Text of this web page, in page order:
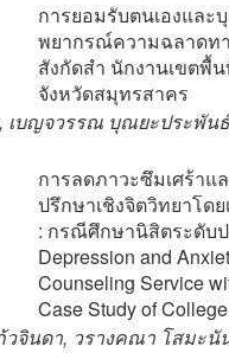
การยอมรับตนเองแล
พยากรณ์ความฉลาดท
สังกัดสำ นักงานเขตพื้
จังหวัดสมุทรสาคร
บญจวรรณ บุณยะประพัน
การลดภาวะซึมเศร้าแ
ปรึกษาเชิงจิตวิทยาโด
: กรณีศึกษานิสิตระดับ
Depression and
Counseling Service
Case Study of
จินดา, วรางคณา โสมะนั